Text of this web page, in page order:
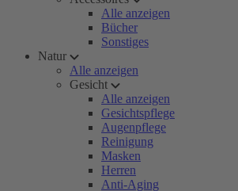
Alle anzeigen
Bücher
Sonstiges
Natur
Alle anzeigen
Gesicht
Alle anzeigen
Gesichtspflege
Augenpflege
Reinigung
Masken
Herren
Anti-Aging